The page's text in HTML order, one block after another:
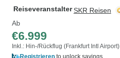
ReiseveranstalterSKR Reisen
Ab
€6.999
Inkl.: Hin-/Rückflug (Frankfurt Intl Airport)
Registrieren to unlock savings